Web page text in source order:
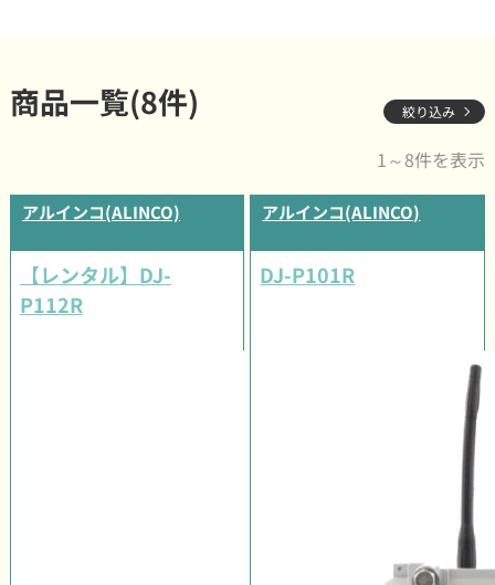
商品一覧(8件) 絞り込み
1～8件を表示
アルインコ(ALINCO)
【レンタル】DJ-
P112R
アルインコ(ALINCO)
DJ-P101R